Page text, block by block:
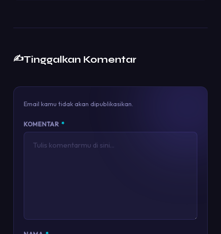
✍️Tinggalkan Komentar
Email kamu tidak akan dipublikasikan.
KOMENTAR *